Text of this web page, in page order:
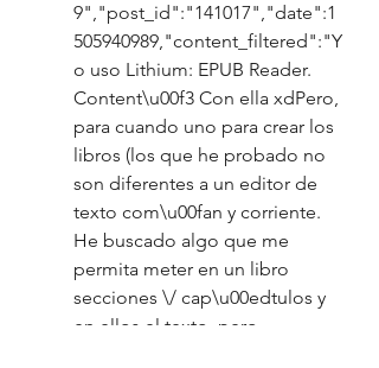
9","post_id":"141017","date":1
505940989,"content_filtered":"Y
o uso Lithium: EPUB Reader.
Content\u00f3 Con ella xdPero,
para cuando uno para crear los
libros (los que he probado no
son diferentes a un editor de
texto com\u00fan y corriente.
He buscado algo que me
permita meter en un libro
secciones \/ cap\u00edtulos y
en ellos el texto, pero